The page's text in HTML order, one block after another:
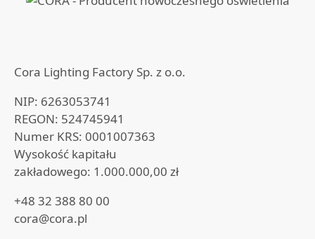
Cora Lighting Factory Sp. z o.o.
NIP: 6263053741
REGON: 524745941
Numer KRS: 0001007363
Wysokość kapitału
zakładowego: 1.000.000,00 zł
+48 32 388 80 00
cora@cora.pl